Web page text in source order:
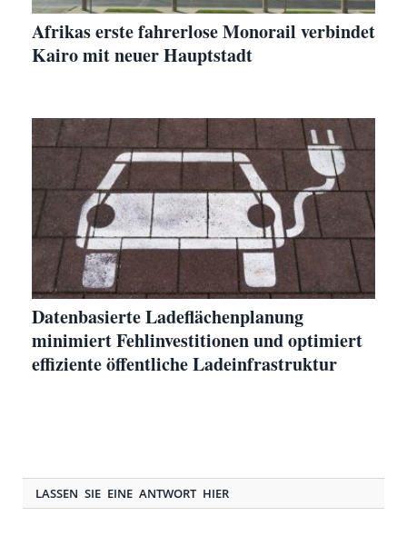
Afrikas erste fahrerlose Monorail verbindet
Kairo mit neuer Hauptstadt
Datenbasierte Ladeflächenplanung
minimiert Fehlinvestitionen und optimiert
effiziente öffentliche Ladeinfrastruktur
LASSEN SIE EINE ANTWORT HIER